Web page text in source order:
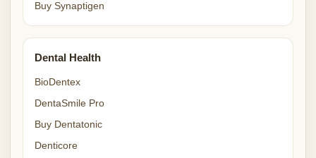
Buy Synaptigen
Dental Health
BioDentex
DentaSmile Pro
Buy Dentatonic
Denticore